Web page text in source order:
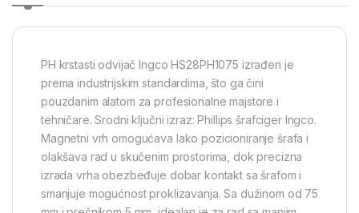
PH krstasti odvijač Ingco HS28PH1075 izrađen je
prema industrijskim standardima, što ga čini
pouzdanim alatom za profesionalne majstore i
tehničare. Srodni ključni izraz: Phillips šrafciger Ingco.
Magnetni vrh omogućava lako pozicioniranje šrafa i
olakšava rad u skučenim prostorima, dok precizna
izrada vrha obezbeđuje dobar kontakt sa šrafom i
smanjuje mogućnost proklizavanja. Sa dužinom od 75